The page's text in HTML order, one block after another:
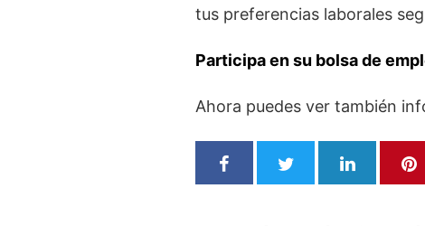
tus preferencias laborales
Participa en su bolsa de
Ahora puedes ver también